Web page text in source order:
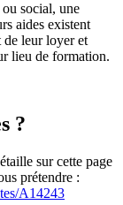
social, une
aides existent
leur loyer et
lieu de formation.
?
sur cette page
prétendre :
A14243